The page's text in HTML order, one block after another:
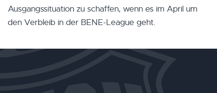
Ausgangssituation zu schaffen, wenn es im April um
den Verbleib in der BENE-League geht.